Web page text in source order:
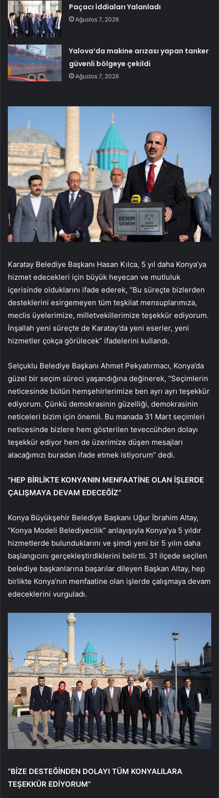
Paçacı İddiaları Yalanladı
Ağustos 7, 2026
Yalova’da makine arızası yapan tanker
güvenli bölgeye çekildi
Ağustos 7, 2026
Karatay Belediye Başkanı Hasan Kılca, 5 yıl daha Konya’ya
hizmet edecekleri için büyük heyecan ve mutluluk
içerisinde olduklarını ifade ederek, “Bu süreçte bizlerden
desteklerini esirgemeyen tüm teşkilat mensuplarımıza,
meclis üyelerimize, milletvekillerimize teşekkür ediyorum.
İnşallah yeni süreçte de Karatay’da yeni eserler, yeni
hizmetler çokça görülecek” ifadelerini kullandı.
Selçuklu Belediye Başkanı Ahmet Pekyatırmacı, Konya’da
güzel bir seçim süreci yaşandığına değinerek, “Seçimlerin
neticesinde bütün hemşehirlerimize ben ayrı ayrı teşekkür
ediyorum. Çünkü demokrasinin güzelliği, demokrasinin
neticeleri bizim için önemli. Bu manada 31 Mart seçimleri
neticesinde bizlere hem gösterilen teveccühden dolayı
teşekkür ediyor hem de üzerimize düşen mesajları
alacağımızı buradan ifade etmek istiyorum” dedi.
“HEP BİRLİKTE KONYA’NIN MENFAATİNE OLAN İŞLERDE
ÇALIŞMAYA DEVAM EDECEĞİZ”
Konya Büyükşehir Belediye Başkanı Uğur İbrahim Altay,
“Konya Modeli Belediyecilik” anlayışıyla Konya’ya 5 yıldır
hizmetlerde bulunduklarını ve şimdi yeni bir 5 yılın daha
başlangıcını gerçekleştirdiklerini belirtti. 31 ilçede seçilen
belediye başkanlarına başarılar dileyen Başkan Altay, hep
birlikte Konya’nın menfaatine olan işlerde çalışmaya devam
edeceklerini vurguladı.
“BİZE DESTEĞİNDEN DOLAYI TÜM KONYALILARA
TEŞEKKÜR EDİYORUM”